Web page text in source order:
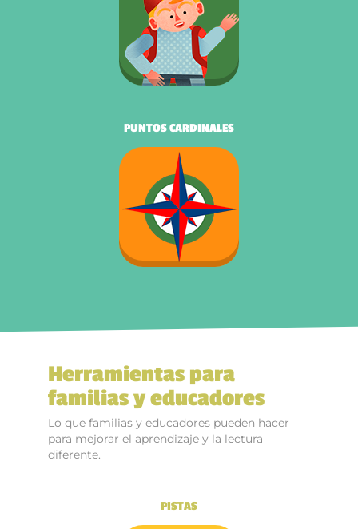
PUNTOS CARDINALES
Herramientas para
familias y educadores
Lo que familias y educadores pueden hacer
para mejorar el aprendizaje y la lectura
diferente.
PISTAS